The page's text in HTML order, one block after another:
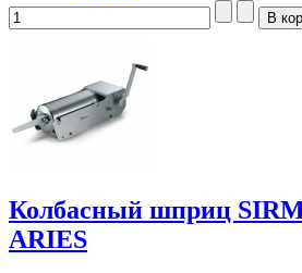
Колбасный шприц
ARIES